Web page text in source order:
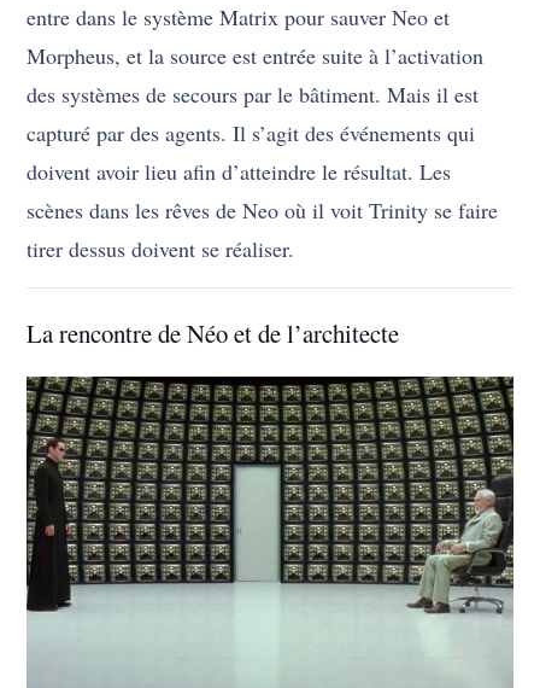
entre dans le système Matrix pour sauver Neo et
Morpheus, et la source est entrée suite à l’activation
des systèmes de secours par le bâtiment. Mais il est
capturé par des agents. Il s’agit des événements qui
doivent avoir lieu afin d’atteindre le résultat. Les
scènes dans les rêves de Neo où il voit Trinity se faire
tirer dessus doivent se réaliser.
La rencontre de Néo et de l’architecte